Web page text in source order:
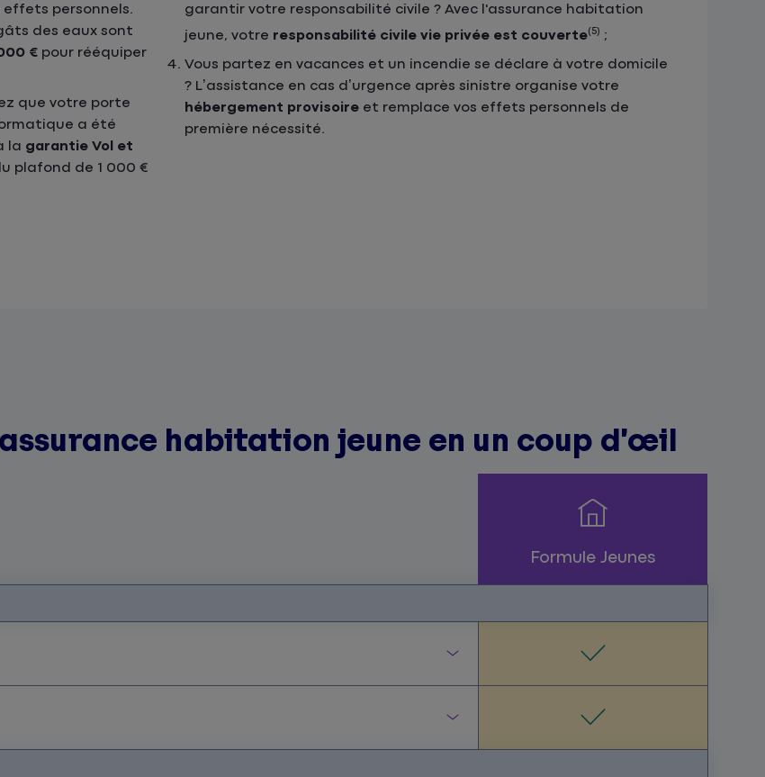
personnels.
des eaux sont
€ pour rééquiper
que votre porte
a été
la garantie Vol et
plafond de 1 000 €
garantir votre responsabilité civile ? Avec l'assurance habitation
jeune, votre responsabilité civile vie privée est couverte(5) ;
Vous partez en vacances et un incendie se déclare à votre domicile
? L’assistance en cas d’urgence après sinistre organise votre
hébergement provisoire et remplace vos effets personnels de
première nécessité.
habitation jeune en un coup d’œil
Formule Jeunes